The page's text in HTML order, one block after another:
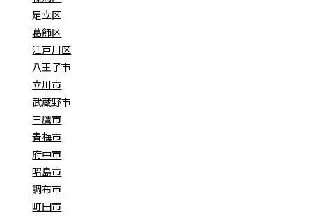
足立区
葛飾区
江戸川区
八王子市
立川市
武蔵野市
三鷹市
青梅市
府中市
昭島市
調布市
町田市